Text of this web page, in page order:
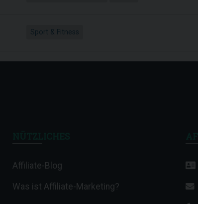
Sport & Fitness
Affiliate-Blog
Was ist Affiliate-Marketing?